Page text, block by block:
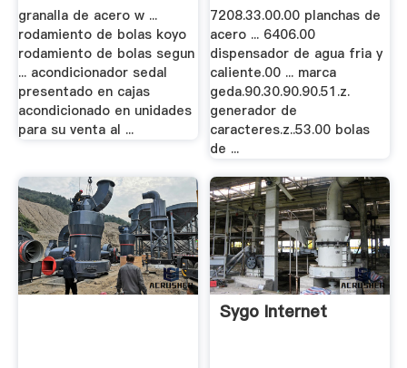
granalla de acero w ...
rodamiento de bolas koyo
rodamiento de bolas segun
... acondicionador sedal
presentado en cajas
acondicionado en unidades
para su venta al ...
7208.33.00.00 planchas de
acero ... 6406.00
dispensador de agua fria y
caliente.00 ... marca
geda.90.30.90.90.51.z.
generador de
caracteres.z..53.00 bolas
de ...
Sygo Internet